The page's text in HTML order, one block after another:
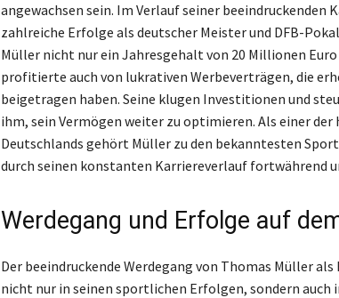
angewachsen sein. Im Verlauf seiner beeindruckenden
zahlreiche Erfolge als deutscher Meister und DFB-
Müller nicht nur ein Jahresgehalt von 20 Millionen Euro
profitierte auch von lukrativen Werbeverträgen, die
beigetragen haben. Seine klugen Investitionen und
ihm, sein Vermögen weiter zu optimieren. Als einer
Deutschlands gehört Müller zu den bekanntesten
durch seinen konstanten Karriereverlauf fortwährend
Werdegang und Erfolge auf
Der beeindruckende Werdegang von Thomas Müller
nicht nur in seinen sportlichen Erfolgen, sondern